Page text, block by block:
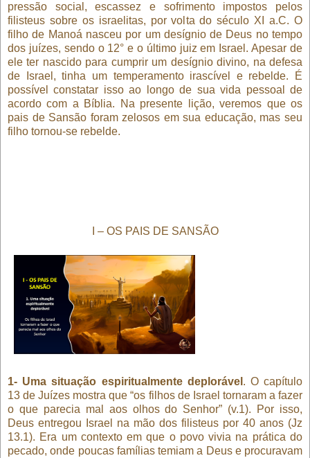
pressão social, escassez e sofrimento impostos pelos
filisteus sobre os israelitas, por volta do século XI a.C. O
filho de Manoá nasceu por um desígnio de Deus no tempo
dos juízes, sendo o 12° e o último juiz em Israel. Apesar de
ele ter nascido para cumprir um desígnio divino, na defesa
de Israel, tinha um temperamento irascível e rebelde. É
possível constatar isso ao longo de sua vida pessoal de
acordo com a Bíblia. Na presente lição, veremos que os
pais de Sansão foram zelosos em sua educação, mas seu
filho tornou-se rebelde.
I – OS PAIS DE SANSÃO
1- Uma situação espiritualmente deplorável . O capítulo
13 de Juízes mostra que “os filhos de Israel tornaram a fazer
o que parecia mal aos olhos do Senhor” (v.1). Por isso,
Deus entregou Israel na mão dos filisteus por 40 anos (Jz
13.1). Era um contexto em que o povo vivia na prática do
pecado, onde poucas famílias temiam a Deus e procuravam